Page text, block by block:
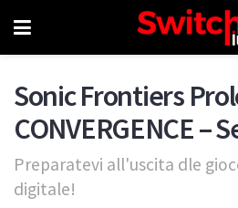
Sonic Frontiers
CONVERGENCE –
Preparatevi all'uscita dle
digitale!